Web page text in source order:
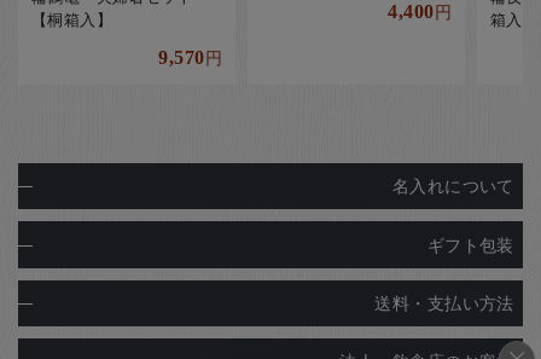
【桐箱入】
9,570円
4,400円
箱入】
名入れについて
ギフト包装
送料・支払い方法